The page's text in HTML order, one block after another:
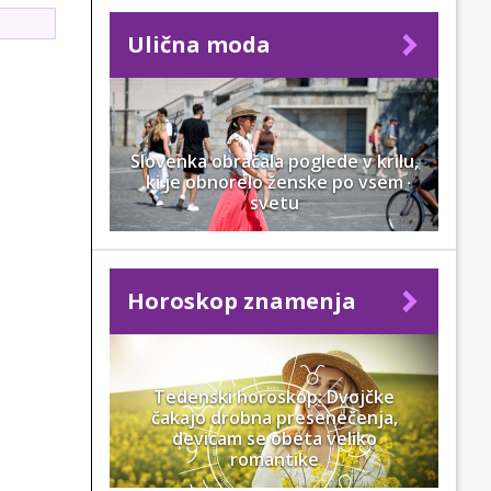
Ulična moda
Slovenka obračala poglede v krilu,
ki je obnorelo ženske po vsem
svetu
Horoskop znamenja
Tedenski horoskop: Dvojčke
čakajo drobna presenečenja,
devicam se obeta veliko
romantike